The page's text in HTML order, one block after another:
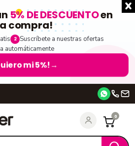
5% DE DESCUENTOen
compra!
2 Suscríbete a nuestras ofertas
automáticamente
mi 5%! →
0